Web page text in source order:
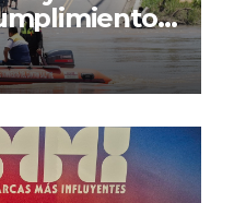
y
puente
en